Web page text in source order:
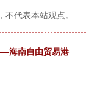
代表本站观点。
海南自由贸易港